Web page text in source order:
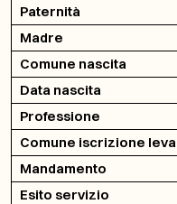
Paternità
Madre
Comune nascita
Data nascita
Professione
Comune iscrizione leva
Mandamento
Esito servizio